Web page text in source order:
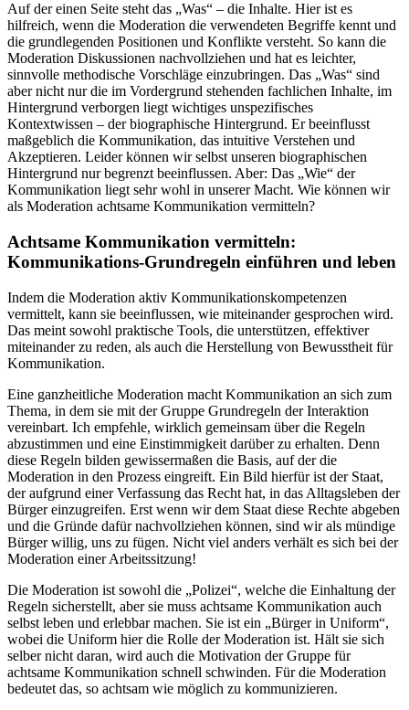
Auf der einen Seite steht das „Was“ – die Inhalte. Hier ist es
hilfreich, wenn die Moderation die verwendeten Begriffe kennt und
die grundlegenden Positionen und Konflikte versteht. So kann die
Moderation Diskussionen nachvollziehen und hat es leichter,
sinnvolle methodische Vorschläge einzubringen. Das „Was“ sind
aber nicht nur die im Vordergrund stehenden fachlichen Inhalte, im
Hintergrund verborgen liegt wichtiges unspezifisches
Kontextwissen – der biographische Hintergrund. Er beeinflusst
maßgeblich die Kommunikation, das intuitive Verstehen und
Akzeptieren. Leider können wir selbst unseren biographischen
Hintergrund nur begrenzt beeinflussen. Aber: Das „Wie“ der
Kommunikation liegt sehr wohl in unserer Macht. Wie können wir
als Moderation achtsame Kommunikation vermitteln?
Achtsame Kommunikation vermitteln:
Kommunikations-Grundregeln einführen und leben
Indem die Moderation aktiv Kommunikationskompetenzen
vermittelt, kann sie beeinflussen, wie miteinander gesprochen wird.
Das meint sowohl praktische Tools, die unterstützen, effektiver
miteinander zu reden, als auch die Herstellung von Bewusstheit für
Kommunikation.
Eine ganzheitliche Moderation macht Kommunikation an sich zum
Thema, in dem sie mit der Gruppe Grundregeln der Interaktion
vereinbart. Ich empfehle, wirklich gemeinsam über die Regeln
abzustimmen und eine Einstimmigkeit darüber zu erhalten. Denn
diese Regeln bilden gewissermaßen die Basis, auf der die
Moderation in den Prozess eingreift. Ein Bild hierfür ist der Staat,
der aufgrund einer Verfassung das Recht hat, in das Alltagsleben der
Bürger einzugreifen. Erst wenn wir dem Staat diese Rechte abgeben
und die Gründe dafür nachvollziehen können, sind wir als mündige
Bürger willig, uns zu fügen. Nicht viel anders verhält es sich bei der
Moderation einer Arbeitssitzung!
Die Moderation ist sowohl die „Polizei“, welche die Einhaltung der
Regeln sicherstellt, aber sie muss achtsame Kommunikation auch
selbst leben und erlebbar machen. Sie ist ein „Bürger in Uniform“,
wobei die Uniform hier die Rolle der Moderation ist. Hält sie sich
selber nicht daran, wird auch die Motivation der Gruppe für
achtsame Kommunikation schnell schwinden. Für die Moderation
bedeutet das, so achtsam wie möglich zu kommunizieren.